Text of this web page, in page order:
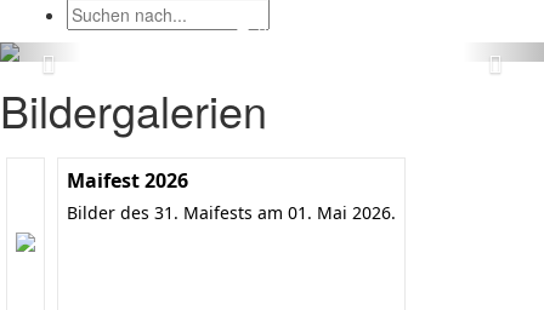
Bildergalerien
Maifest 2026
Bilder des 31. Maifests am 01. Mai 2026.